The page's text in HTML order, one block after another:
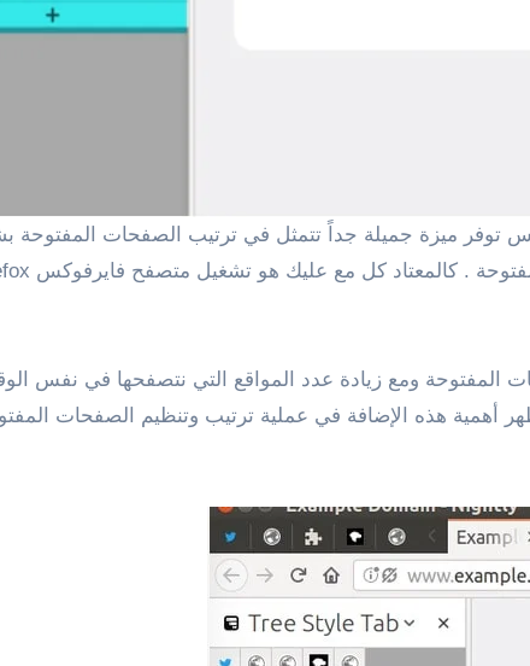
المفتوحة ومع زيادة عدد المواقع التي نتصفحها في نفس
أهمية هذه الإضافة في عملية ترتيب وتنظيم الصفحات